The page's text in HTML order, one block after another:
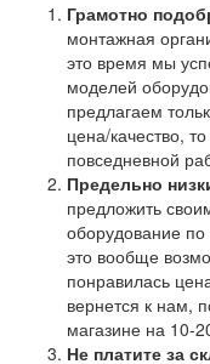
Грамотно
монтажная
это время мы
моделей
предлагаем
цена/качество,
повседневной
Предельно
предложить
оборудование по
это вообще
понравилась
вернется к нам,
магазине на 10-
Не платите за